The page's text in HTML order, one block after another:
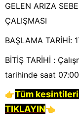
GELEN ARIZA
ÇALIŞMASI
BAŞLAMA TARİHİ:
BİTİŞ TARİHİ :
tarihinde saat
👉Tüm kesint
TIKLAYIN👈